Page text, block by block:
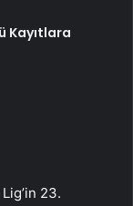
Kayıtlara
23.